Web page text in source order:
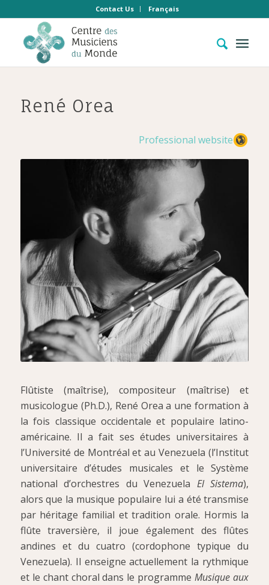
Contact Us Français
René Orea
Professional website
Flûtiste (maîtrise), compositeur (maîtrise) et
musicologue (Ph.D.), René Orea a une formation à
la fois classique occidentale et populaire latino-
américaine. Il a fait ses études universitaires à
l’Université de Montréal et au Venezuela (l’Institut
universitaire d’études musicales et le Système
national d’orchestres du Venezuela El Sistema),
alors que la musique populaire lui a été transmise
par héritage familial et tradition orale. Hormis la
flûte traversière, il joue également des flûtes
andines et du cuatro (cordophone typique du
Venezuela). Il enseigne actuellement la rythmique
et le chant choral dans le programmeMusique aux